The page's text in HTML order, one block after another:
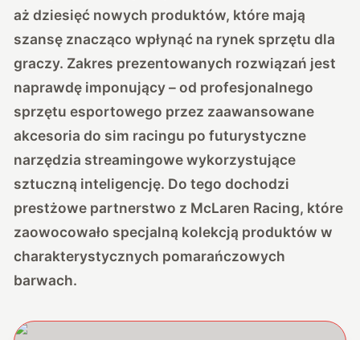
aż dziesięć nowych produktów, które mają
szansę znacząco wpłynąć na rynek sprzętu dla
graczy. Zakres prezentowanych rozwiązań jest
naprawdę imponujący– od profesjonalnego
sprzętu esportowego przez zaawansowane
akcesoria do sim racingu po futurystyczne
narzędzia streamingowe wykorzystujące
sztuczną inteligencję. Do tego dochodzi
prestżowe partnerstwo z McLaren Racing, które
zaowocowało specjalną kolekcją produktów w
charakterystycznych pomarańczowych
barwach.